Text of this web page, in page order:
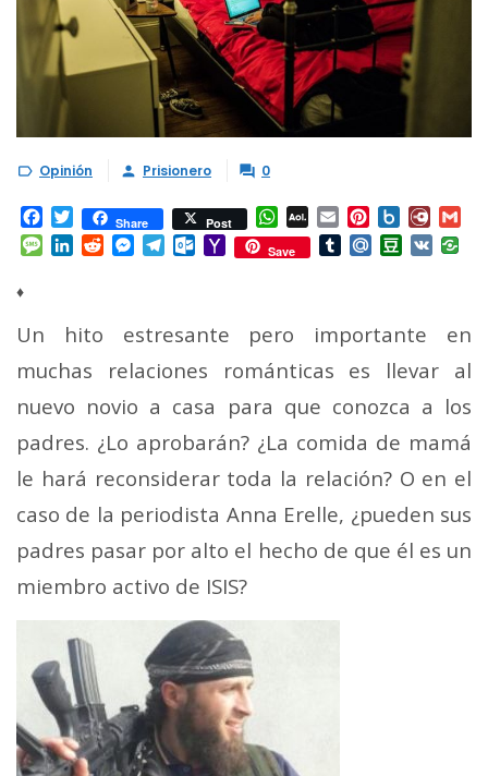
 Opinión  Prisionero  0
Facebook
TwitterShare Post WhatsApp
AOL
Mail
Email Pinterest
Box.net
Message
LinkedInRedditMessenger
TelegramOutlook.com
YahooSave TumblrMail.RuDouban
VK
♦
Un hito estresante pero importante en
muchas relaciones románticas es llevar al
nuevo novio a casa para que conozca a los
padres. ¿Lo aprobarán? ¿La comida de mamá
le hará reconsiderar toda la relación? O en el
caso de la periodista Anna Erelle, ¿pueden sus
padres pasar por alto el hecho de que él es un
miembro activo de ISIS?